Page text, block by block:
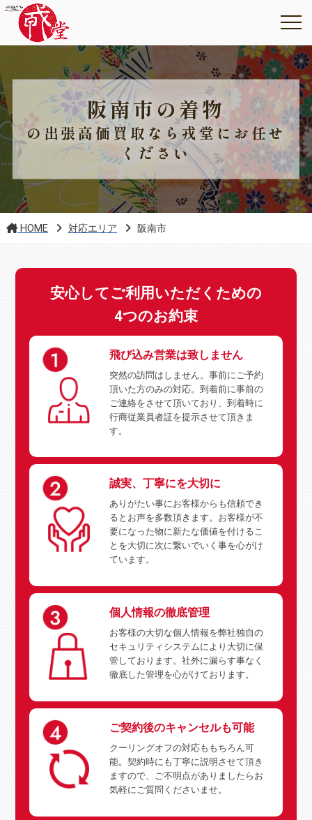
阪南市の着物
の出張高価買取なら戎堂にお任せ
ください
HOME 対応エリア 阪南市
安心してご利用いただくための
4つのお約束
飛び込み営業は致しません
突然の訪問はしません。事前にご予約
頂いた方のみの対応。到着前に事前の
ご連絡をさせて頂いており、到着時に
行商従業員者証を提示させて頂きま
す。
誠実、丁寧にを大切に
ありがたい事にお客様からも信頼でき
るとお声を多数頂きます。お客様が不
要になった物に新たな価値を付けるこ
とを大切に次に繋いでいく事を心がけ
ています。
個人情報の徹底管理
お客様の大切な個人情報を弊社独自の
セキュリティシステムにより大切に保
管しております。社外に漏らす事なく
徹底した管理を心がけております。
ご契約後のキャンセルも可能
クーリングオフの対応ももちろん可
能。契約時にも丁寧に説明させて頂き
ますので、ご不明点がありましたらお
気軽にご質問くださいませ。